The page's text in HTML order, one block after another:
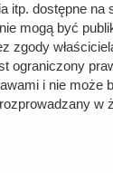
itp. dostępne na
mogą być
zgo­dy
ograniczony
i nie może
w